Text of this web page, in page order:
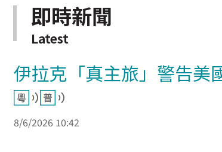
即時新聞
Latest
伊拉克「真主旅」警告美
8/6/2026 10:42